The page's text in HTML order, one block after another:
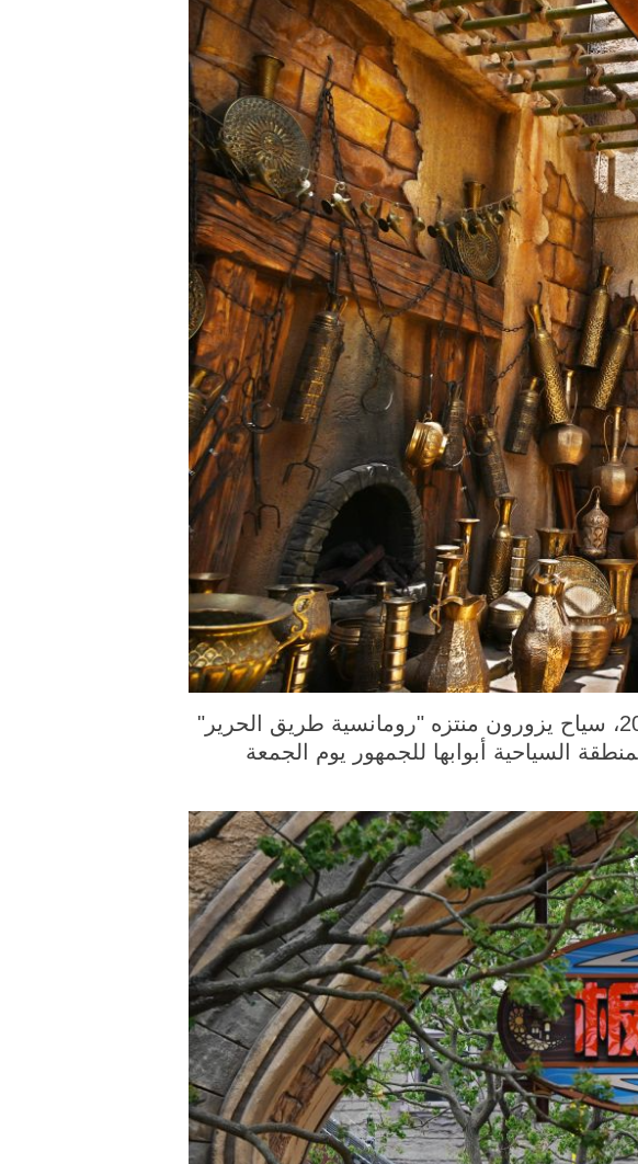
تشينغداو 27 يونيو 2026 (شينخوا) في الصورة الملتقطة يوم 26 يونيو 2026، سياح يزورون منتزه "رومانسية طريق الحرير"
السياحية أبوابها للجمهور يوم الجمعة